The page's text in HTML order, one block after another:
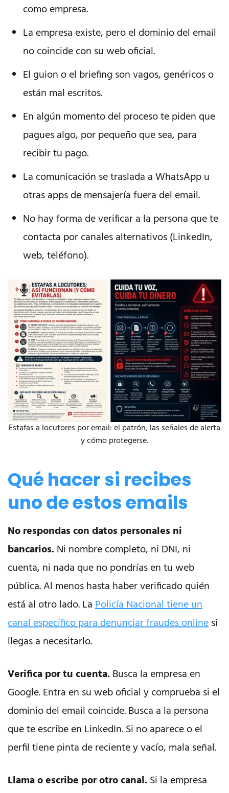
como empresa.
La empresa existe, pero el dominio del email
no coincide con su web oficial.
El guion o el briefing son vagos, genéricos o
están mal escritos.
En algún momento del proceso te piden que
pagues algo, por pequeño que sea, para
recibir tu pago.
La comunicación se traslada a WhatsApp u
otras apps de mensajería fuera del email.
No hay forma de verificar a la persona que te
contacta por canales alternativos (LinkedIn,
web, teléfono).
Estafas a locutores por email: el patrón, las señales de alerta
y cómo protegerse.
Qué hacer si recibes
uno de estos emails
No respondas con datos personales ni
bancarios.Ni nombre completo, ni DNI, ni
cuenta, ni nada que no pondrías en tu web
pública. Al menos hasta haber verificado quién
está al otro lado. LaPolicía Nacional tiene un
canal específico para denunciar fraudes onlinesi
llegas a necesitarlo.
Verifica por tu cuenta.Busca la empresa en
Google. Entra en su web oficial y comprueba si el
dominio del email coincide. Busca a la persona
que te escribe en LinkedIn. Si no aparece o el
perfil tiene pinta de reciente y vacío, mala señal.
Llama o escribe por otro canal.Si la empresa